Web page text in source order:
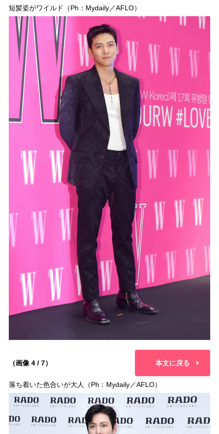
短髪姿がワイルド（Ph：Mydaily／AFLO）
（画像 4 / 7） 本文に戻る
落ち着いた色合いが大人（Ph：Mydaily／AFLO）